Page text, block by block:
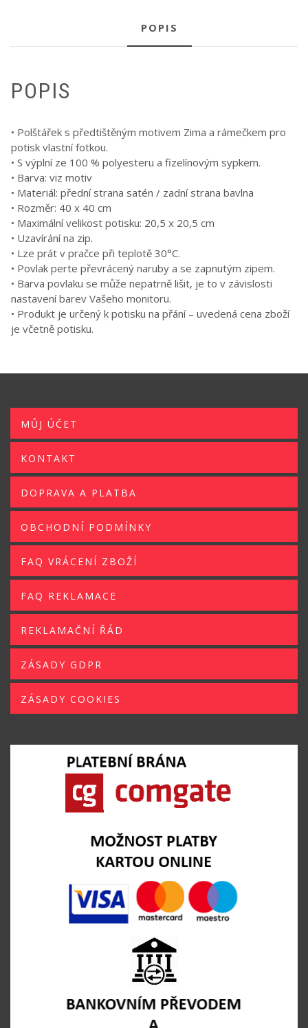
POPIS
POPIS
• Polštářek s předtištěným motivem Zima a rámečkem pro
potisk vlastní fotkou.
• S výplní ze 100 % polyesteru a fizelínovým sypkem.
• Barva: viz motiv
• Materiál: přední strana satén / zadní strana bavlna
• Rozměr: 40 x 40 cm
• Maximální velikost potisku: 20,5 x 20,5 cm
• Uzavírání na zip.
• Lze prát v pračce při teplotě 30°C.
• Povlak perte převrácený naruby a se zapnutým zipem.
• Barva povlaku se může nepatrně lišit, je to v závislosti
nastavení barev Vašeho monitoru.
• Produkt je určený k potisku na přání – uvedená cena zboží
je včetně potisku.
MŮJ ÚČET
KONTAKT
DOPRAVA A PLATBA
OBCHODNÍ PODMÍNKY
FAQ VRÁCENÍ ZBOŽÍ
FAQ REKLAMACE
REKLAMAČNÍ ŘÁD
ZÁSADY GDPR
ZÁSADY COOKIES